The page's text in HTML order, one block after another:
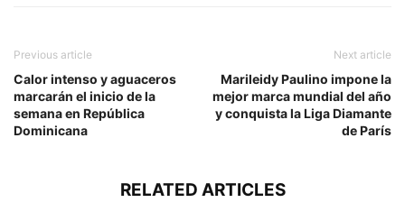
Previous article
Calor intenso y aguaceros
marcarán el inicio de la
semana en República
Dominicana
Next article
Marileidy Paulino impone la
mejor marca mundial del año
y conquista la Liga Diamante
de París
RELATED ARTICLES